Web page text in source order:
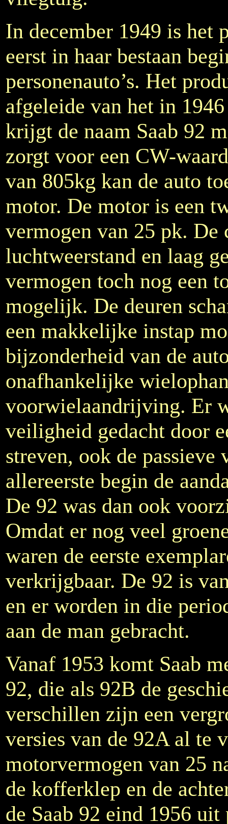
In december 1949 is het
eerst in haar bestaan
personenauto’s. Het
afgeleide van het in
krijgt de naam Saab 92
zorgt voor een CW-
van 805kg kan de auto
motor. De motor is een
vermogen van 25 pk. De
luchtweerstand en laag
vermogen toch nog een
mogelijk. De deuren
een makkelijke instap
bijzonderheid van de
onafhankelijke
voorwielaandrijving. Er
veiligheid gedacht door
streven, ook de
allereerste begin de
De 92 was dan ook
Omdat er nog veel
waren de eerste
verkrijgbaar. De 92 is
en er worden in die
aan de man gebracht.
Vanaf 1953 komt Saab
92, die als 92B de
verschillen zijn een
versies van de 92A al te
motorvermogen van 25
de kofferklep en de
de Saab 92 eind 1956